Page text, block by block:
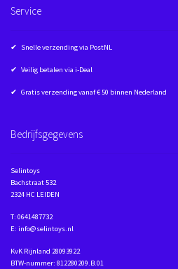
Service
✔ Snelle verzending via PostNL
✔ Veilig betalen via i-Deal
✔ Gratis verzending vanaf € 50 binnen Nederland
Bedrijfsgegevens
Selintoys
Bachstraat 532
2324 HC LEIDEN
T: 0641487732
E: info@selintoys.nl
KvK Rijnland 28093922
BTW-nummer: 812280209.B.01